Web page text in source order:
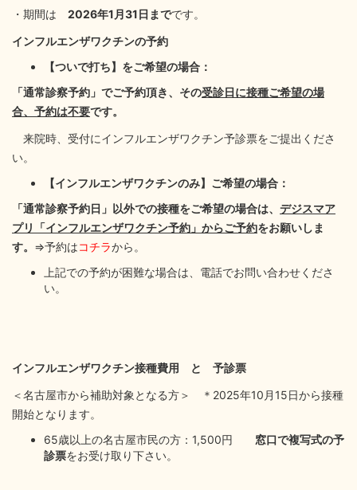
・期間は 2026年1月31日までです。
インフルエンザワクチンの予約
【ついで打ち】をご希望の場合：
「通常診察予約」でご予約頂き、その受診日に接種ご希望の場
合、予約は不要です。
来院時、受付にインフルエンザワクチン予診票をご提出くださ
い。
【インフルエンザワクチンのみ】ご希望の場合：
「通常診察予約日」以外での接種をご希望の場合は、 デジスマア
プリ「インフルエンザワクチン予約」からご予約をお願いしま
す。 ⇒予約はコチラから。
上記での予約が困難な場合は、電話でお問い合わせくださ
い。
インフルエンザワクチン接種費用 と 予診票
＜名古屋市から補助対象となる方＞ ＊2025年10月15日から接種
開始となります。
65歳以上の名古屋市民の方：1,500円 窓口で複写式の予
診票をお受け取り下さい。